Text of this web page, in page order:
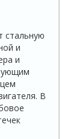
стальную
и
и
В